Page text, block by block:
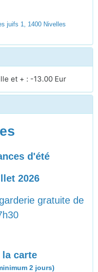
juifs 1, 1400 Nivelles
et + : -13.00 Eur
d'été
2026
gratuite de
carte
2 jours)